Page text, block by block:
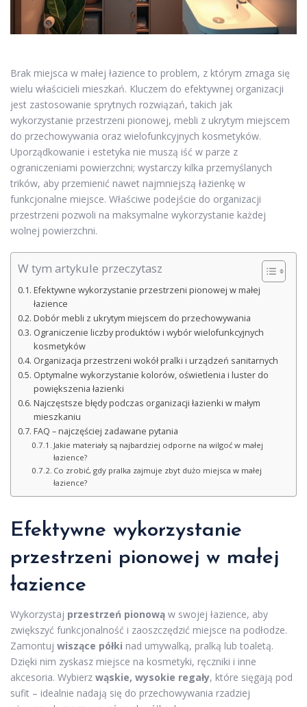
Brak miejsca w małej łazience to problem, z którym zmaga się
wielu właścicieli mieszkań. Kluczem do efektywnej organizacji
jest zastosowanie sprytnych rozwiązań, takich jak
wykorzystanie przestrzeni pionowej, mebli z ukrytym miejscem
do przechowywania oraz wielofunkcyjnych kosmetyków.
Uporządkowanie i estetyka nie muszą iść w parze z
ograniczeniami powierzchni; wystarczy kilka przemyślanych
trików, aby przemienić nawet najmniejszą łazienkę w
funkcjonalne miejsce. Właściwe podejście do organizacji
przestrzeni pozwoli na maksymalne wykorzystanie każdej
wolnej powierzchni.
W tym artykule przeczytasz
Efektywne wykorzystanie przestrzeni pionowej w małej
łazience
Dobór mebli z ukrytym miejscem do przechowywania
Ograniczenie liczby produktów i wybór wielofunkcyjnych
kosmetyków
Organizacja przestrzeni wokół pralki i urządzeń sanitarnych
Optymalne wykorzystanie kolorów, oświetlenia i luster do
powiększenia łazienki
Najczęstsze błędy podczas organizacji łazienki w małym
mieszkaniu
FAQ – najczęściej zadawane pytania
Jakie materiały są najbardziej odporne na wilgoć w małej
łazience?
Co zrobić, gdy pralka zajmuje zbyt dużo miejsca w małej
łazience?
Efektywne wykorzystanie
przestrzeni pionowej w małej
łazience
Wykorzystaj przestrzeń pionową w swojej łazience, aby
zwiększyć funkcjonalność i zaoszczędzić miejsce na podłodze.
Zamontuj wiszące półki nad umywalką, pralką lub toaletą.
Dzięki nim zyskasz miejsce na kosmetyki, ręczniki i inne
akcesoria. Wybierz wąskie, wysokie regały, które sięgają pod
sufit – idealnie nadają się do przechowywania rzadziej